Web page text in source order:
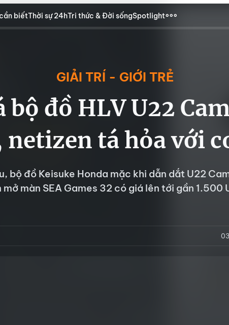
biếtThời sự 24hTri thức & Đời sốngSpotlight
GIẢI TRÍ - GIỚI TRẺ
bộ đồ HLV U22
netizen tá hỏa với
bộ đồ Keisuke Honda mặc khi dẫn dắt U22
mở màn SEA Games 32 có giá lên tới gần 1.500